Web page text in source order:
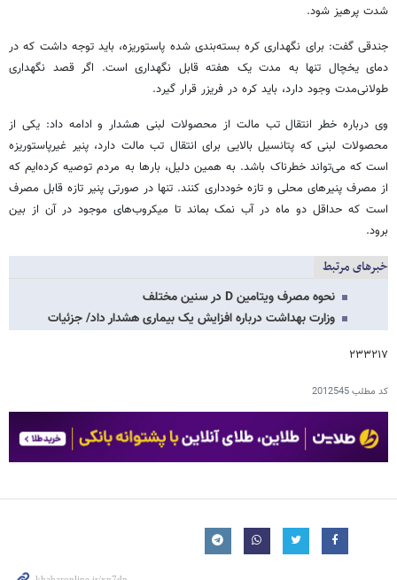
شدت پرهیز شود.
جندقی گفت: برای نگهداری کره بسته‌بندی شده پاستوریزه، باید توجه داشت که در
دمای یخچال تنها به مدت یک هفته قابل نگهداری است. اگر قصد نگهداری
طولانی‌مدت وجود دارد، باید کره در فریزر قرار گیرد.
وی درباره خطر انتقال تب مالت از محصولات لبنی هشدار و ادامه داد: یکی از
محصولات لبنی که پتانسیل بالایی برای انتقال تب مالت دارد، پنیر غیرپاستوریزه
است که می‌تواند خطرناک باشد. به همین دلیل، بارها به مردم توصیه کرده‌ایم که
از مصرف پنیرهای محلی و تازه خودداری کنند. تنها در صورتی پنیر تازه قابل مصرف
است که حداقل دو ماه در آب نمک بماند تا میکروب‌های موجود در آن از بین
برود.
خبرهای مرتبط
نحوه مصرف ویتامین D در سنین مختلف
وزارت بهداشت درباره افزایش یک بیماری هشدار داد/ جزئیات
۲۳۳۲۱۷
کد مطلب2012545